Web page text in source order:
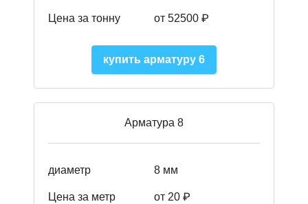
Цена за тонну от 52500 ₽
купить арматуру 6
Арматура 8
диаметр 8 мм
Цена за метр от 20 ₽